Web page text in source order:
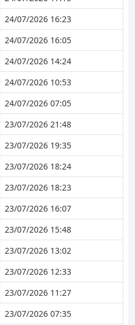
24/07/2026 16:23
24/07/2026 16:05
24/07/2026 14:24
24/07/2026 10:53
24/07/2026 07:05
23/07/2026 21:48
23/07/2026 19:35
23/07/2026 18:24
23/07/2026 18:23
23/07/2026 16:07
23/07/2026 15:48
23/07/2026 13:02
23/07/2026 12:33
23/07/2026 11:27
23/07/2026 07:35